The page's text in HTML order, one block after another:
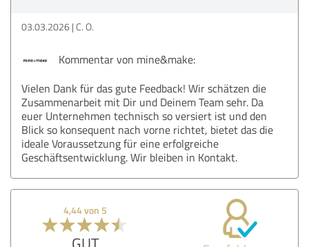
03.03.2026 C. O.
Kommentar von mine&make:
Vielen Dank für das gute Feedback! Wir schätzen die
Zusammenarbeit mit Dir und Deinem Team sehr. Da
euer Unternehmen technisch so versiert ist und den
Blick so konsequent nach vorne richtet, bietet das die
ideale Voraussetzung für eine erfolgreiche
Geschäftsentwicklung. Wir bleiben in Kontakt.
4,44 von 5